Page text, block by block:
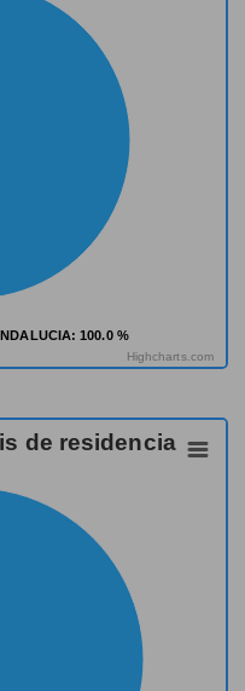
: 100.0 %
: 100.0 %
Highcharts.com
de residencia